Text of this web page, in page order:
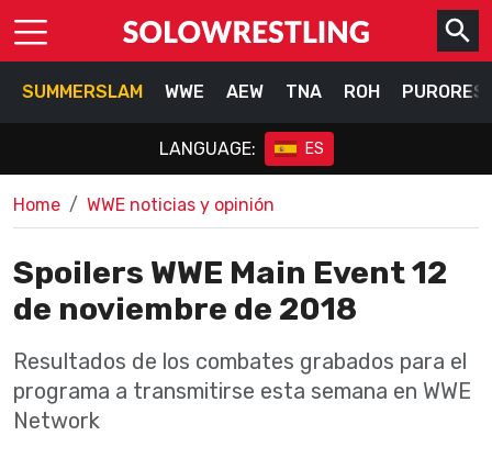
SUMMERSLAM WWE AEW TNA ROH
LANGUAGE: ES
Home WWE noticias y opinión
Spoilers WWE Main Event 12
de noviembre de 2018
Resultados de los combates grabados para el
programa a transmitirse esta semana en WWE
Network